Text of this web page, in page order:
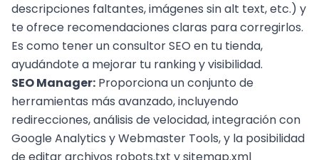
descripciones faltantes, imágenes sin alt text, etc.) y
te ofrece recomendaciones claras para corregirlos.
Es como tener un consultor SEO en tu tienda,
ayudándote a mejorar tu ranking y visibilidad.
SEO Manager: Proporciona un conjunto de
herramientas más avanzado, incluyendo
redirecciones, análisis de velocidad, integración con
Google Analytics y Webmaster Tools, y la posibilidad